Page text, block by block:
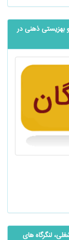
بهزیستی ذهنی در
لنگرگاه ‌های